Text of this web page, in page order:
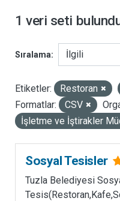
KATEGORILER
ETIKETLER
LISANSLAR
1 veri seti
Sıralama
Etiketler: Restoran
Formatlar:
CSV
İşletme ve İştirakler
Sosyal Tesisler
Tuzla Belediyesi